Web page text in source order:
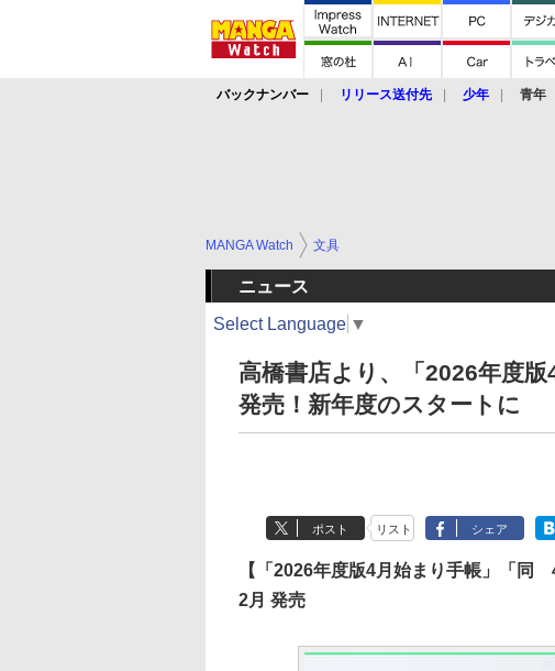
バックナンバー リリース送付先 少年 青年
MANGA Watch 文具
ニュース
Select Language ▼
高橋書店より、「2026年度
発売！新年度のスタートに
ポスト リスト シェア
【「2026年度版4月始まり手帳」「同
2月 発売